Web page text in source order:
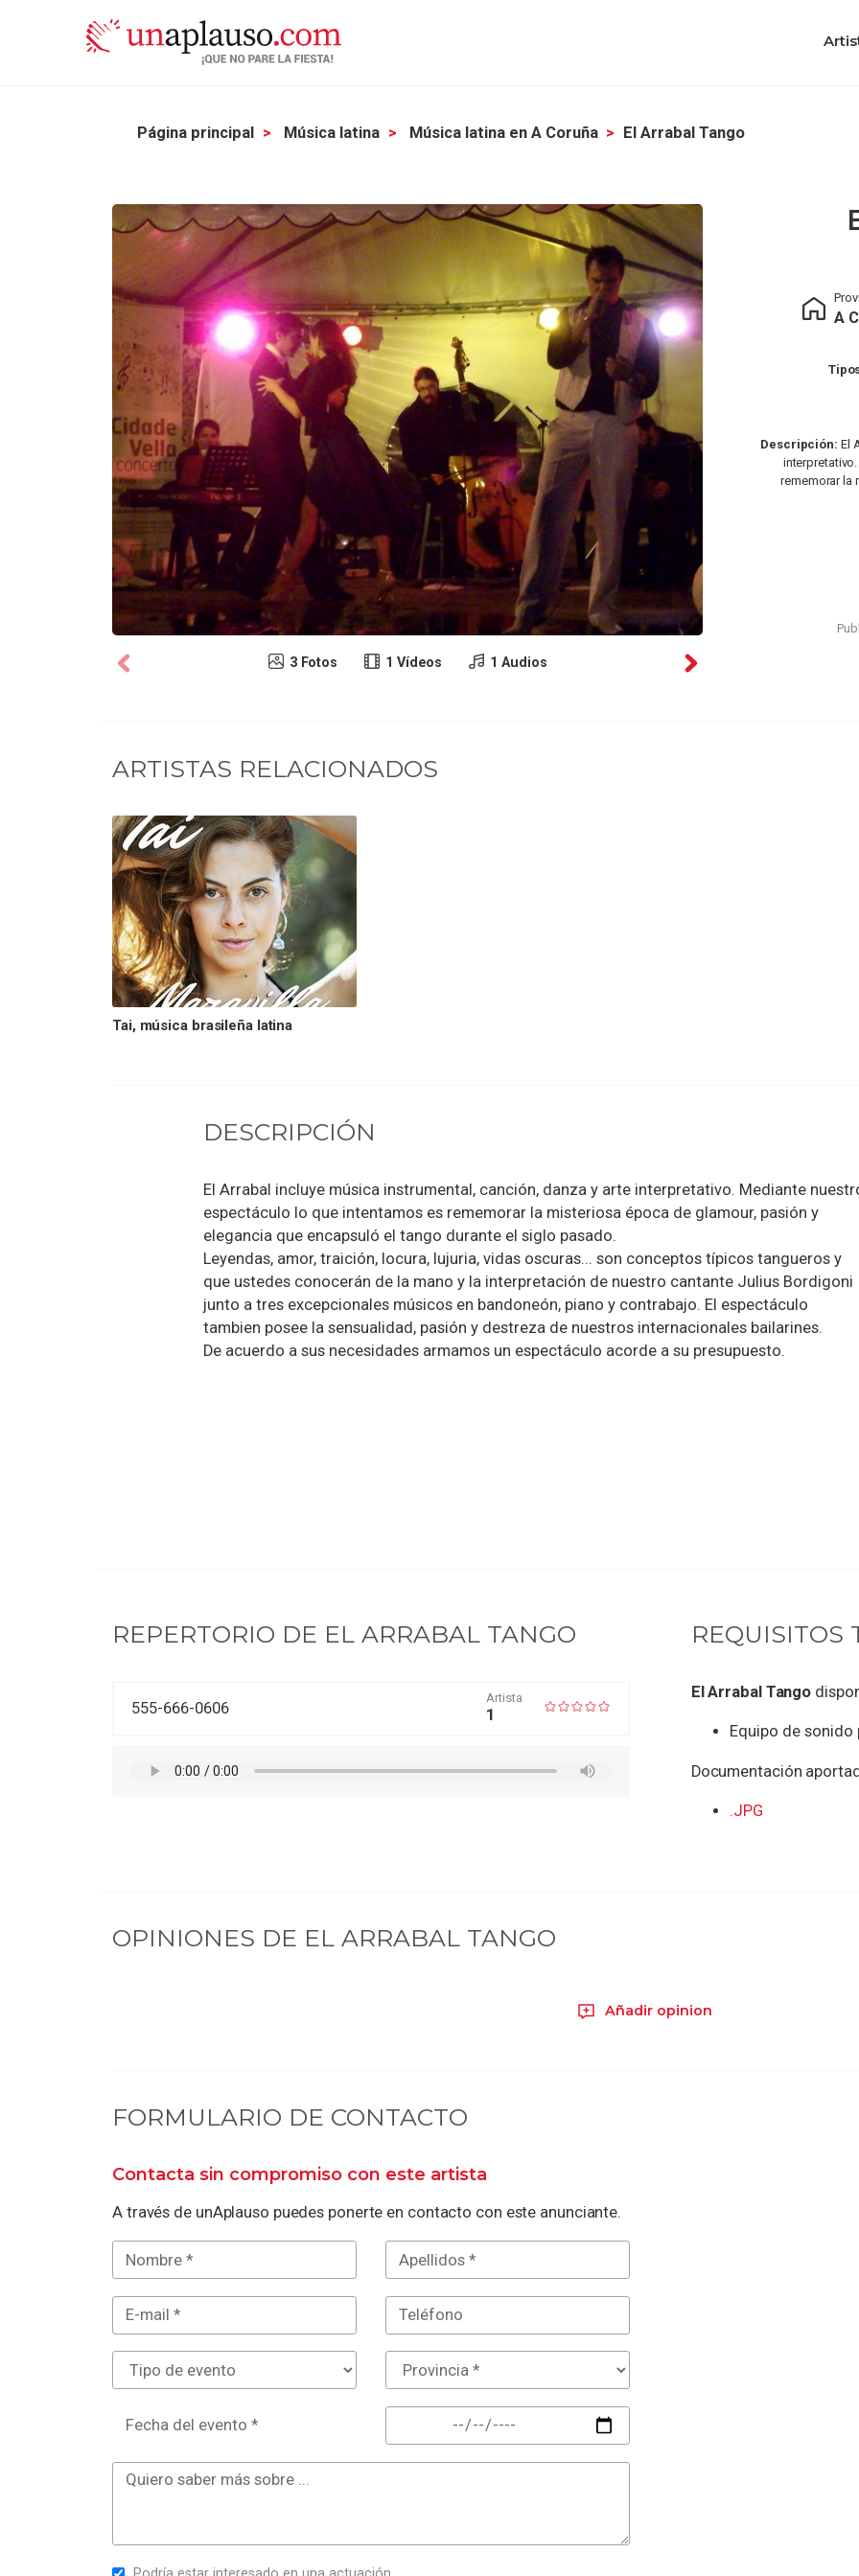
Página principal Música latina Música latina en A Coruña El Arrabal Tango
3 Fotos 1 Vídeos 1 Audios
A
Descripción: El
rememorar la
ARTISTAS RELACIONADOS
Tai, música brasileña latina
DESCRIPCIÓN
El Arrabal incluye música instrumental, canción, danza y arte interpretativo. Mediante
espectáculo lo que intentamos es rememorar la misteriosa época de glamour, pasión y
elegancia que encapsuló el tango durante el siglo pasado.
Leyendas, amor, traición, locura, lujuria, vidas oscuras... son conceptos típicos tangueros y
que ustedes conocerán de la mano y la interpretación de nuestro cantante Julius Bordigoni
junto a tres excepcionales músicos en bandoneón, piano y contrabajo. El espectáculo
tambien posee la sensualidad, pasión y destreza de nuestros internacionales bailarines.
De acuerdo a sus necesidades armamos un espectáculo acorde a su presupuesto.
REPERTORIO DE EL ARRABAL TANGO
555-666-0606
Artista
1
REQUISITOS
El Arrabal Tango
Equipo de
Documentación
.JPG
OPINIONES DE EL ARRABAL TANGO
Añadir opinion
FORMULARIO DE CONTACTO
Contacta sin compromiso con este artista
A través de unAplauso puedes ponerte en contacto con este anunciante.
Fecha del evento *